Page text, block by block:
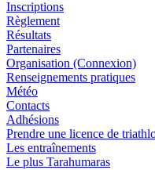
Inscriptions
Règlement
Résultats
Partenaires
Organisation (Connexion)
Renseignements pratiques
Météo
Contacts
Adhésions
Prendre une licence de
Les entraînements
Le plus Tarahumaras